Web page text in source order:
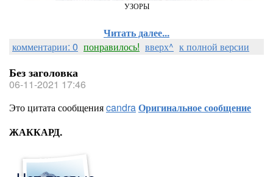
УЗОРЫ
Читать далее...
комментарии: 0 понравилось! вверх^ к полной версии
Без заголовка
06-11-2021 17:46
Это цитата сообщенияcandraОригинальное сообщение
ЖАККАРД.